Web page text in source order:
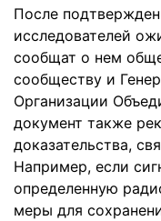
После
исследователей
сообщат о нем
сообществу и
Организации
документ также
доказательства,
Например, если
определенную
меры для